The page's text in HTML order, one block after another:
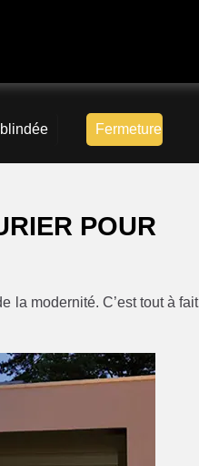
Fermeture
POUR
la modernité. C’est tout à fait